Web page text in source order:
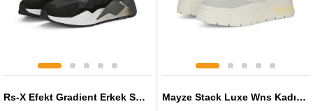
Rs-X Efekt Gradient Erkek Sneaker Mayze Stack Luxe Wns Kadın Sneaker